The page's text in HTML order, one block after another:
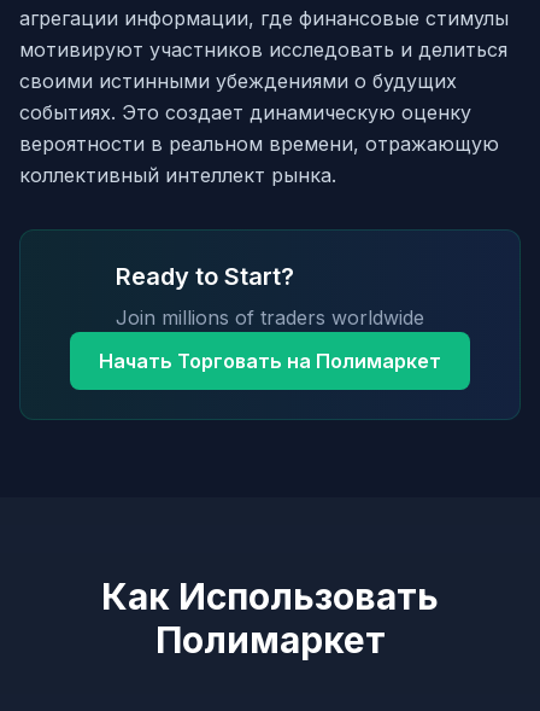
агрегации информации, где финансовые стимулы
мотивируют участников исследовать и делиться
своими истинными убеждениями о будущих
событиях. Это создает динамическую оценку
вероятности в реальном времени, отражающую
коллективный интеллект рынка.
Ready to Start?
Join millions of traders worldwide
Начать Торговать на Полимаркет
Как Использовать
Полимаркет